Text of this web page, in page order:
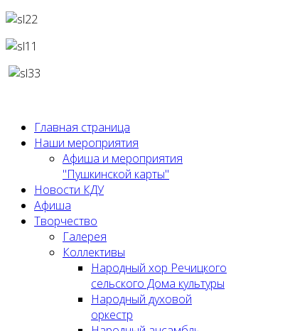
Главная страница
Наши мероприятия
Афиша и мероприятия
"Пушкинской карты"
Новости КДУ
Афиша
Творчество
Галерея
Коллективы
Народный хор Речицкого
сельского Дома культуры
Народный духовой
оркестр